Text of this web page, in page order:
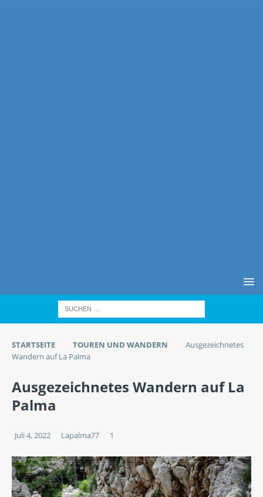
STARTSEITE TOUREN UND WANDERN
Ausgezeichnetes
Wandern auf La Palma
Ausgezeichnetes Wandern auf La
Palma
Juli 4, 2022 Lapalma77 1